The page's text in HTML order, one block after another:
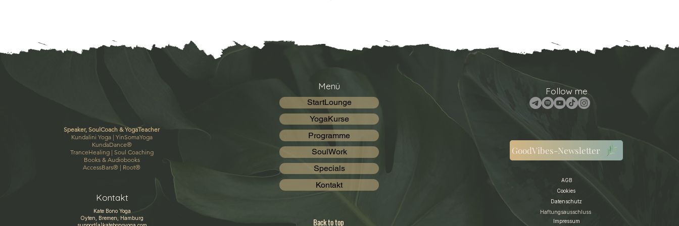
Speaker, SoulCoach & YogaTeacher
Kundalini Yoga | YinSomaYoga
KundaDance®
TranceHealing | Soul Coaching
Books & Audiobooks
AccessBars® | Root®
Kontakt
Kate Bono Yoga
Oyten, Bremen, Hamburg
Menü
StartLounge
YogaKurse
Programme
SoulWork
Specials
Kontakt
Back to top
Follow me
GoodVibes-Newsletter
AGB
Cookies
Datenschutz
Impressum
Haftungsausschluss